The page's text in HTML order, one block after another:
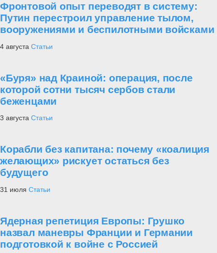
Фронтовой опыт переводят в систему:
Путин перестроил управление тылом,
вооружениями и беспилотными войсками
4 августа Статьи
«Буря» над Краиной: операция, после
которой сотни тысяч сербов стали
беженцами
3 августа Статьи
Корабли без капитана: почему «коалиция
желающих» рискует остаться без
будущего
31 июля Статьи
Ядерная репетиция Европы: Грушко
назвал маневры Франции и Германии
подготовкой к войне с Россией